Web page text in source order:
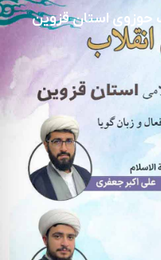
استان قزوین